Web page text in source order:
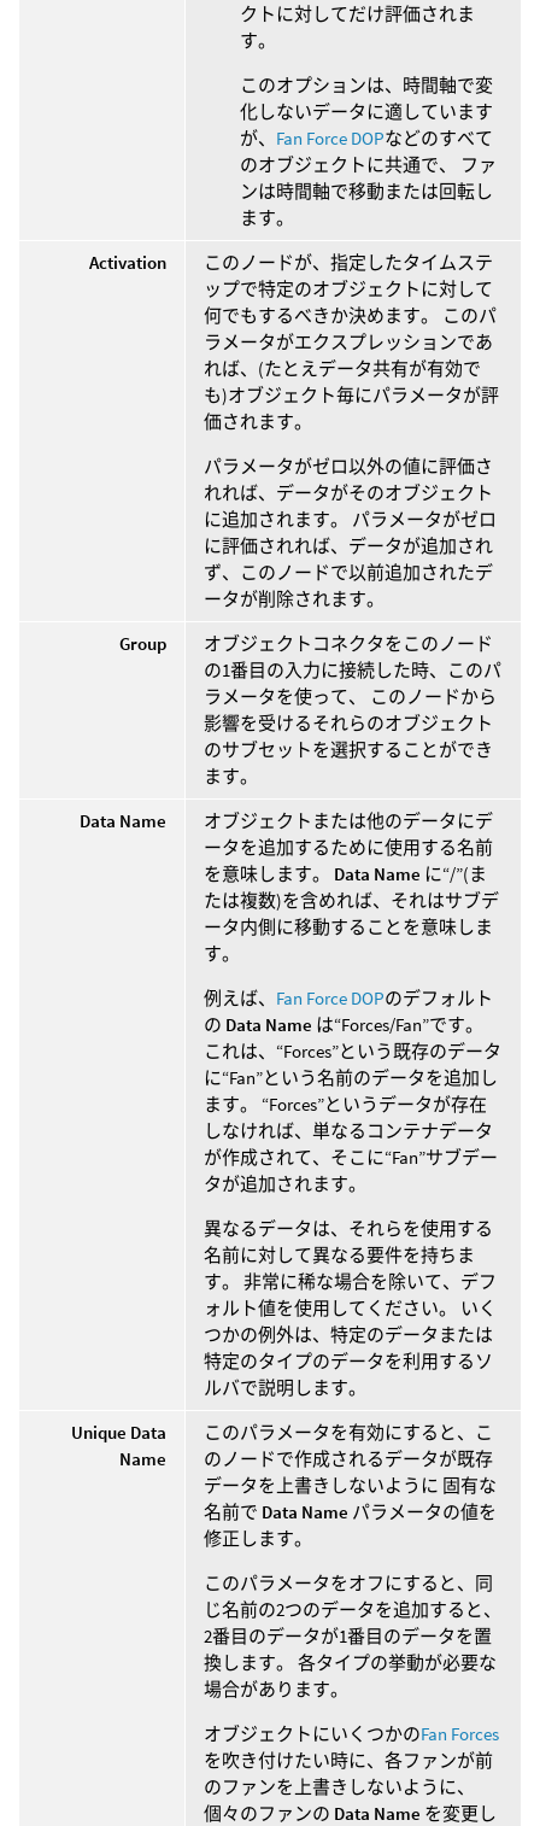
クトに対してだけ評価されま
す。
このオプションは、時間軸で変
化しないデータに適しています
が、 Fan Force DOPなどのすべて
のオブジェクトに共通で、 ファ
ンは時間軸で移動または回転し
ます。
Activation
このノードが、指定したタイムステ
ップで特定のオブジェクトに対して
何でもするべきか決めます。 このパ
ラメータがエクスプレッションであ
れば、(たとえデータ共有が有効で
も)オブジェクト毎にパラメータが評
価されます。
パラメータがゼロ以外の値に評価さ
れれば、データがそのオブジェクト
に追加されます。 パラメータがゼロ
に評価されれば、データが追加され
ず、このノードで以前追加されたデ
ータが削除されます。
Group
オブジェクトコネクタをこのノード
の1番目の入力に接続した時、このパ
ラメータを使って、 このノードから
影響を受けるそれらのオブジェクト
のサブセットを選択することができ
ます。
Data Name
オブジェクトまたは他のデータにデ
ータを追加するために使用する名前
を意味します。 Data Name に“/”(ま
たは複数)を含めれば、それはサブデ
ータ内側に移動することを意味しま
す。
例えば、 Fan Force DOPのデフォルト
の Data Name は“Forces/Fan”です。
これは、“Forces”という既存のデータ
に“Fan”という名前のデータを追加し
ます。 “Forces”というデータが存在
しなければ、単なるコンテナデータ
が作成されて、そこに“Fan”サブデー
タが追加されます。
異なるデータは、それらを使用する
名前に対して異なる要件を持ちま
す。 非常に稀な場合を除いて、デフ
ォルト値を使用してください。 いく
つかの例外は、特定のデータまたは
特定のタイプのデータを利用するソ
ルバで説明します。
Unique Data
Name
このパラメータを有効にすると、こ
のノードで作成されるデータが既存
データを上書きしないように 固有な
名前で Data Name パラメータの値を
修正します。
このパラメータをオフにすると、同
じ名前の2つのデータを追加すると、
2番目のデータが1番目のデータを置
換します。 各タイプの挙動が必要な
場合があります。
オブジェクトにいくつかのFan Forces
を吹き付けたい時に、各ファンが前
のファンを上書きしないように、
個々のファンの Data Name を変更し